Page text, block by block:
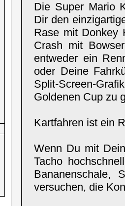
Die Super Mario
Dir den
Rase mit Donkey
Crash mit
entweder ein
oder Deine
Split-Screen-
Goldenen Cup zu
Kartfahren ist ein
Wenn Du mit
Tacho
Bananenschale,
versuchen, die